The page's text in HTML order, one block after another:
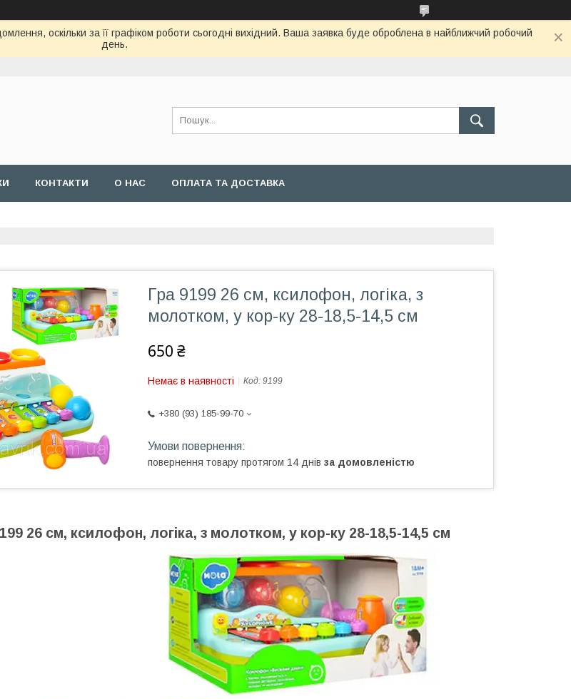
оскільки за її графіком роботи сьогодні вихідний. Ваша заявка буде оброблена в найближчий робочий
день.
КОНТАКТИ О НАС ОПЛАТА ТА ДОСТАВКА
Гра 9199 26 см, ксилофон, логіка, з
молотком, у кор-ку 28-18,5-14,5 см
650 ₴
Немає в наявності Код: 9199
+380 (93) 185-99-70
повернення товару протягом 14 днів за домовленістю
26 см, ксилофон, логіка, з молотком, у кор-ку 28-18,5-14,5 см